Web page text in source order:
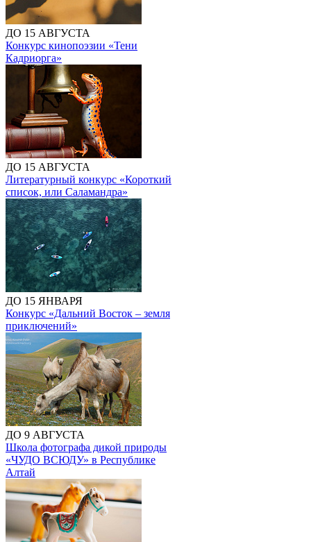
ДО 15 АВГУСТА
Конкурс кинопоэзии «Тени
Кадриорга»
ДО 15 АВГУСТА
Литературный конкурс «Короткий
список, или Саламандра»
ДО 15 ЯНВАРЯ
Конкурс «Дальний Восток – земля
приключений»
ДО 9 АВГУСТА
Школа фотографа дикой природы
«ЧУДО ВСЮДУ» в Республике
Алтай